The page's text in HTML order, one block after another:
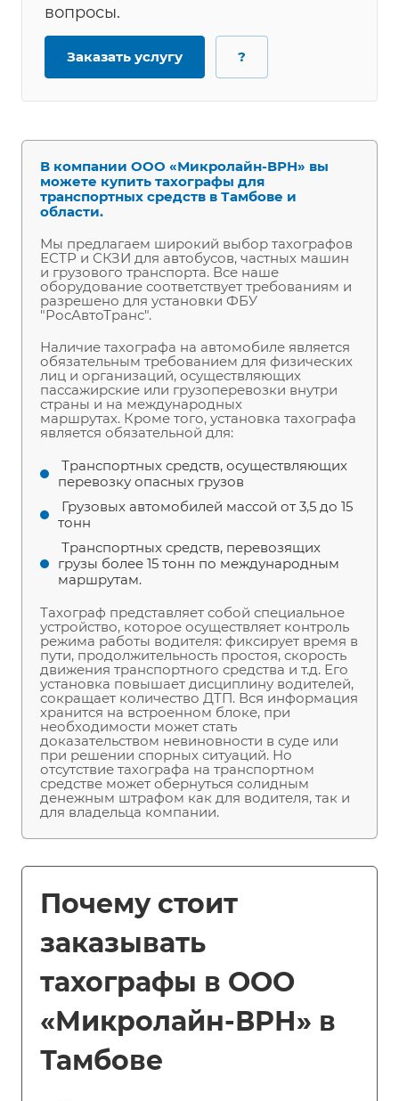
вопросы.
Заказать услугу ?
В компании ООО «Микролайн-ВРН» вы
можете купить тахографы для
транспортных средств в Тамбове и
области.
Мы предлагаем широкий выбор тахографов
ЕСТР и СКЗИ для автобусов, частных машин
и грузового транспорта. Все наше
оборудование соответствует требованиям и
разрешено для установки ФБУ
"РосАвтоТранс".
Наличие тахографа на автомобиле является
обязательным требованием для физических
лиц и организаций, осуществляющих
пассажирские или грузоперевозки внутри
страны и на международных
маршрутах. Кроме того, установка тахографа
является обязательной для:
Транспортных средств, осуществляющих
перевозку опасных грузов
Грузовых автомобилей массой от 3,5 до 15
тонн
Транспортных средств, перевозящих
грузы более 15 тонн по международным
маршрутам.
Тахограф представляет собой специальное
устройство, которое осуществляет контроль
режима работы водителя: фиксирует время в
пути, продолжительность простоя, скорость
движения транспортного средства и т.д. Его
установка повышает дисциплину водителей,
сокращает количество ДТП. Вся информация
хранится на встроенном блоке, при
необходимости может стать
доказательством невиновности в суде или
при решении спорных ситуаций. Но
отсутствие тахографа на транспортном
средстве может обернуться солидным
денежным штрафом как для водителя, так и
для владельца компании.
Почему стоит
заказывать
тахографы в ООО
«Микролайн-ВРН» в
Тамбове